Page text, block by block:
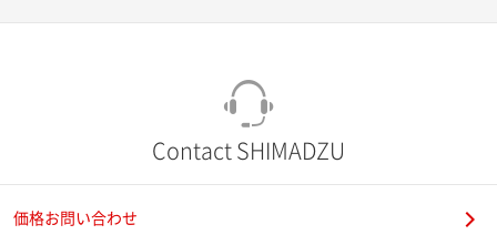
Contact SHIMADZU
価格お問い合わせ